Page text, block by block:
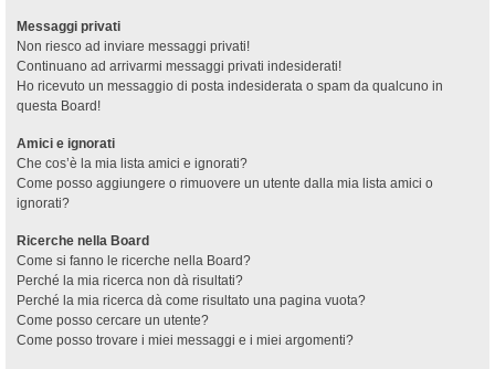
Messaggi privati
Non riesco ad inviare messaggi privati!
Continuano ad arrivarmi messaggi privati indesiderati!
Ho ricevuto un messaggio di posta indesiderata o spam da qualcuno in
questa Board!
Amici e ignorati
Che cos’è la mia lista amici e ignorati?
Come posso aggiungere o rimuovere un utente dalla mia lista amici o
ignorati?
Ricerche nella Board
Come si fanno le ricerche nella Board?
Perché la mia ricerca non dà risultati?
Perché la mia ricerca dà come risultato una pagina vuota?
Come posso cercare un utente?
Come posso trovare i miei messaggi e i miei argomenti?